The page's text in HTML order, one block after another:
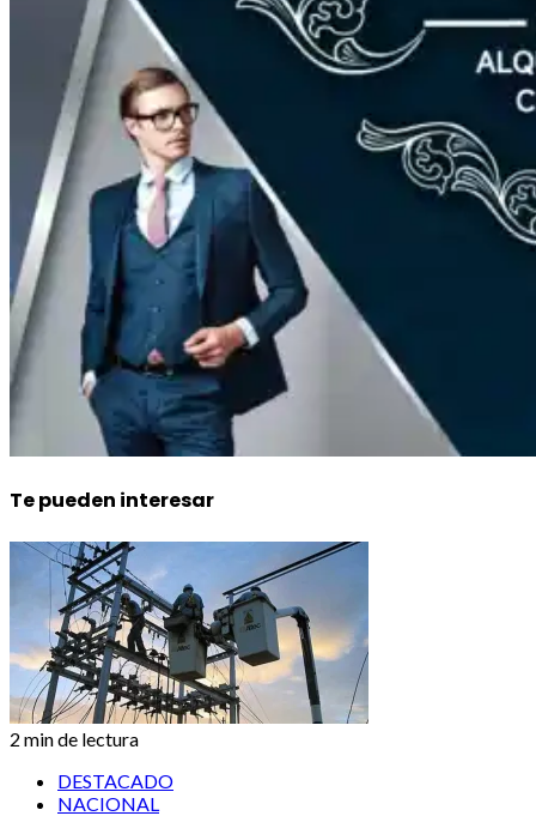
Te pueden interesar
2 min de lectura
DESTACADO
NACIONAL